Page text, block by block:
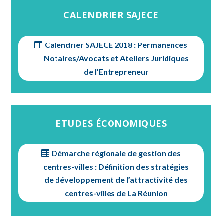
CALENDRIER SAJECE
Calendrier SAJECE 2018 : Permanences
Notaires/Avocats et Ateliers Juridiques
de l’Entrepreneur
ETUDES ÉCONOMIQUES
Démarche régionale de gestion des
centres-villes : Définition des stratégies
de développement de l’attractivité des
centres-villes de La Réunion